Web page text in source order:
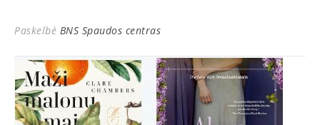
Paskelbė BNS Spaudos centras